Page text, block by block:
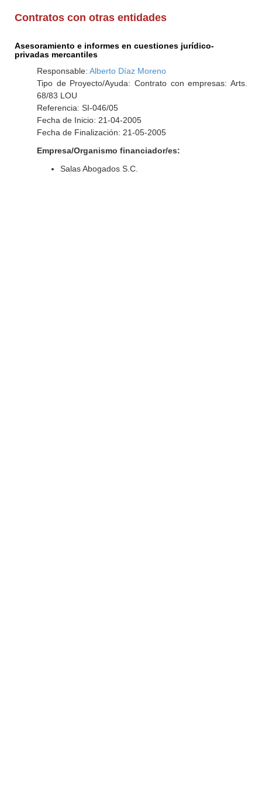
Contratos con otras entidades
Asesoramiento e informes en cuestiones jurídico-
privadas mercantiles
Responsable: Alberto Díaz Moreno
Tipo de Proyecto/Ayuda: Contrato con empresas: Arts.
68/83 LOU
Referencia: SI-046/05
Fecha de Inicio: 21-04-2005
Fecha de Finalización: 21-05-2005
Empresa/Organismo financiador/es:
Salas Abogados S.C.